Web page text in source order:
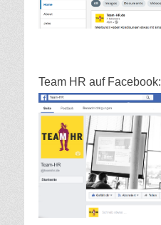
Team HR auf Facebook: